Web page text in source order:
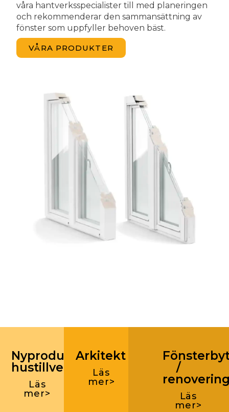
våra hantverksspecialister till med planeringen
och rekommenderar den sammansättning av
fönster som uppfyller behoven bäst.
VÅRA PRODUKTER
Nyproduktion
hustillverkare
Läs
mer>
Arkitekt
Läs
mer>
/
Läs
mer>